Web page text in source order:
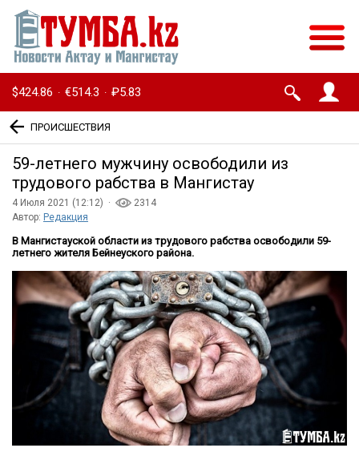
$424.86 · €514.3 · ₽5.83
ПРОИСШЕСТВИЯ
59-летнего мужчину освободили из
трудового рабства в Мангистау
4 Июля 2021 (12:12) ·
2314
Автор: Редакция
В Мангистауской области из трудового рабства освободили 59-
летнего жителя Бейнеуского района.